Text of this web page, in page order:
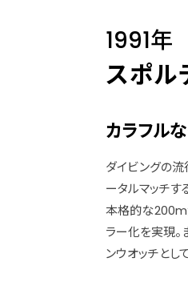
1991年
スポル
カラフル
ダイビングの
ータルマッチす
本格的な200m
ラー化を実現。
ンウオッチとし